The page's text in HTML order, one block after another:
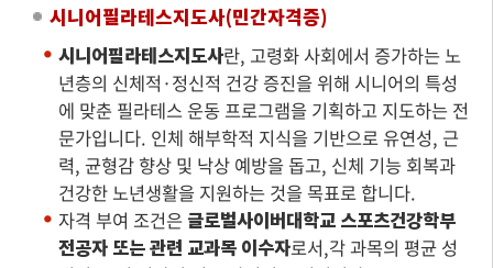
시니어필라테스지도사(민간자격증)
시니어필라테스지도사란, 고령화 사회에서 증가하는 노
년층의 신체적·정신적 건강 증진을 위해 시니어의 특성
에 맞춘 필라테스 운동 프로그램을 기획하고 지도하는 전
문가입니다. 인체 해부학적 지식을 기반으로 유연성, 근
력, 균형감 향상 및 낙상 예방을 돕고, 신체 기능 회복과
건강한 노년생활을 지원하는 것을 목표로 합니다.
자격 부여 조건은 글로벌사이버대학교 스포츠건강학부
전공자 또는 관련 교과목 이수자로서,각 과목의 평균 성